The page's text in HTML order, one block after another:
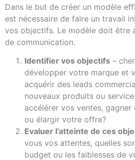
Dans le but de créer un modèle
est nécessaire de faire un travail
vos objectifs. Le modèle doit être
de communication.
Identifier vos objectifs –
développer votre marque et
acquérir des leads
nouveaux produits ou
accélérer vos ventes,
ou élargir votre offre?
Evaluer l’atteinte de ces
vous vos attentes, quelles
budget ou les faiblesses de